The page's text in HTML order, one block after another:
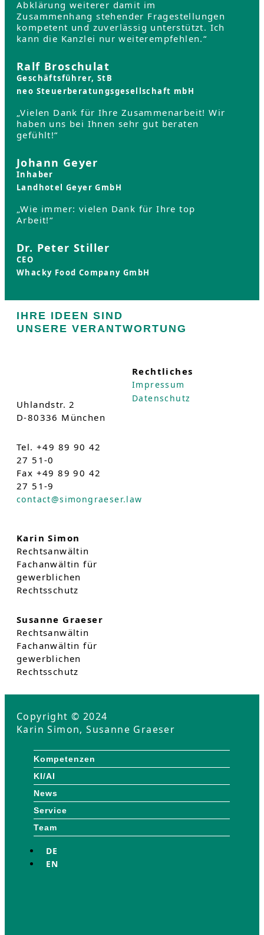
Abklärung weiterer damit im
Zusammenhang stehender Fragestellungen
kompetent und zuverlässig unterstützt. Ich
kann die Kanzlei nur weiterempfehlen.“
Ralf Broschulat
Geschäftsführer, StB
neo Steuerberatungsgesellschaft mbH
„Vielen Dank für Ihre Zusammenarbeit! Wir
haben uns bei Ihnen sehr gut beraten
gefühlt!“
Johann Geyer
Inhaber
Landhotel Geyer GmbH
„Wie immer: vielen Dank für Ihre top
Arbeit!“
Dr. Peter Stiller
CEO
Whacky Food Company GmbH
IHRE IDEEN SIND
UNSERE VERANTWORTUNG
Uhlandstr. 2
D-80336 München
Tel. +49 89 90 42
27 51-0
Fax +49 89 90 42
27 51-9
contact@simongraeser.law
Karin Simon
Rechtsanwältin
Fachanwältin für
gewerblichen
Rechtsschutz
Susanne Graeser
Rechtsanwältin
Fachanwältin für
gewerblichen
Rechtsschutz
Rechtliches
Impressum
Datenschutz
Copyright © 2024
Karin Simon, Susanne Graeser
Kompetenzen
KI/AI
News
Service
Team
DE
EN